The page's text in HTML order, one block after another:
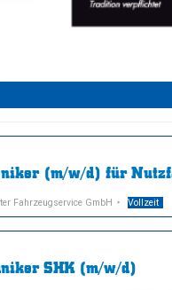
(m/w/d) für
Fahrzeugservice GmbH Vollzeit
SHK (m/w/d)